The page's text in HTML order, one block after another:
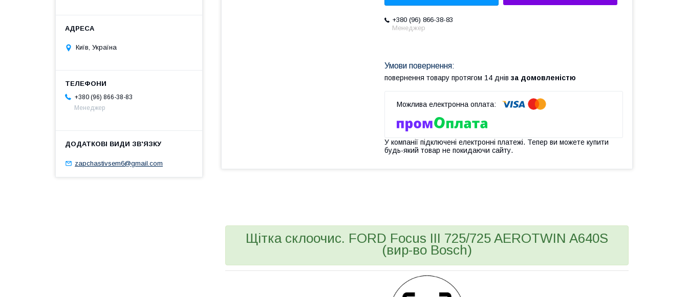
+380 (96) 866-38-83
Менеджер
повернення товару протягом 14 днів за домовленістю
У компанії підключені електронні платежі. Тепер ви можете купити
будь-який товар не покидаючи сайту.
Щітка склоочис. FORD Focus III 725/725 AEROTWIN A640S
(вир-во Bosch)
Київ, Україна
+380 (96) 866-38-83
Менеджер
zapchastivsem6@gmail.com